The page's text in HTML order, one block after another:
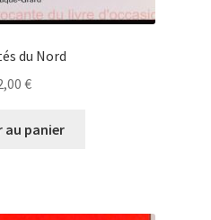
du Nord
€
au panier